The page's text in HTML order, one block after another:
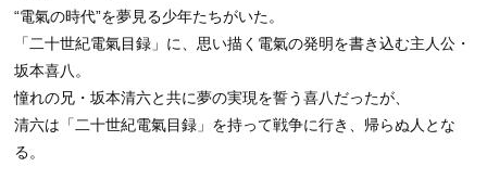
“電氣の時代”を夢見る少年たちがいた。
「二十世紀電氣目録」に、思い描く電氣の発明を書き込む主人公・
坂本喜八。
憧れの兄・坂本清六と共に夢の実現を誓う喜八だったが、
清六は「二十世紀電氣目録」を持って戦争に行き、帰らぬ人とな
る。